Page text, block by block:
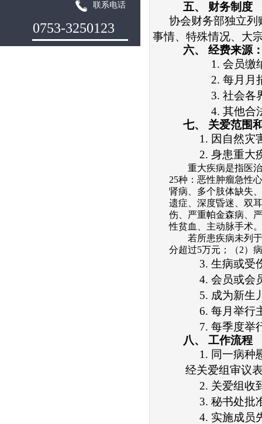
五、 财务制度
协会财务部独立列
事情、特殊情况、大
六、 经费来源
1. 会员缴
2. 每月月
3. 社会各
4. 其他合
七、 关爱范围
1. 因自然灾
2. 身患重大
重大疾病是指医
25种：恶性肿瘤急性
肾病、多个肢体缺失
遗症、深度昏迷、双
伤、严重帕金森病、
性贫血、主动脉手术。
若所患疾病未列
分超过5万元； （2）
3. 生病或受
4. 会员或会
5. 成为新生
6. 每月举行
7. 每季度举
八、 工作流程
1. 同一病种
经关爱组审议
2. 关爱组收
3. 秘书处批
4. 实施成员
联系电话
0753-3250123